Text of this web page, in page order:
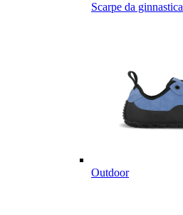
Scarpe da ginnastica
Outdoor